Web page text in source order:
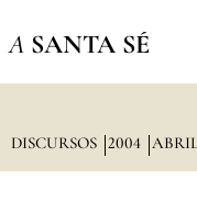
A SANTA SÉ
DISCURSOS 2004